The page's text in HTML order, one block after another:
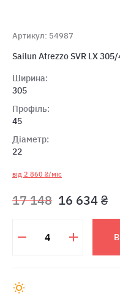
Артикул: 54987
Sailun Atrezzo SVR LX
Ширина:
305
Профіль:
45
Діаметр:
22
від 2 860 ₴/міс
17 148 16 634 ₴